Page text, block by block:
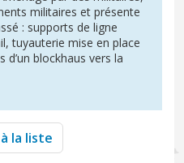
militaires et présente
: supports de ligne
tuyauterie mise en place
d’un blockhaus vers la
la liste